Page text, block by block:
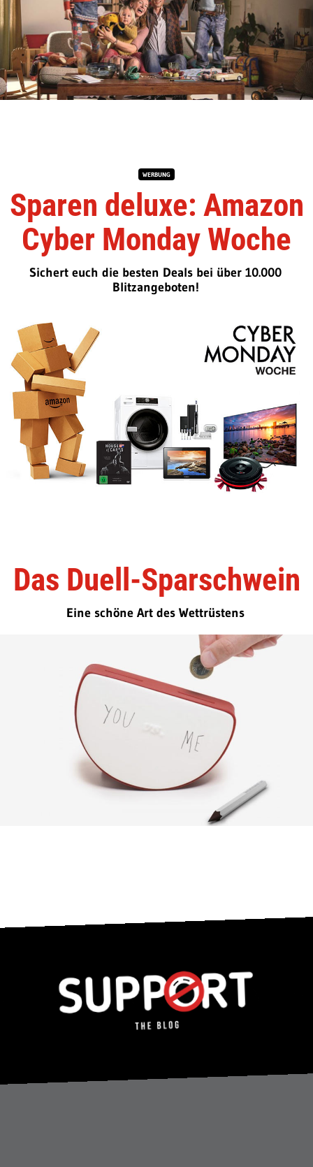
WERBUNG
Sparen deluxe: Amazon
Cyber Monday Woche
Sichert euch die besten Deals bei über 10.000
Blitzangeboten!
Das Duell-Sparschwein
Eine schöne Art des Wettrüstens